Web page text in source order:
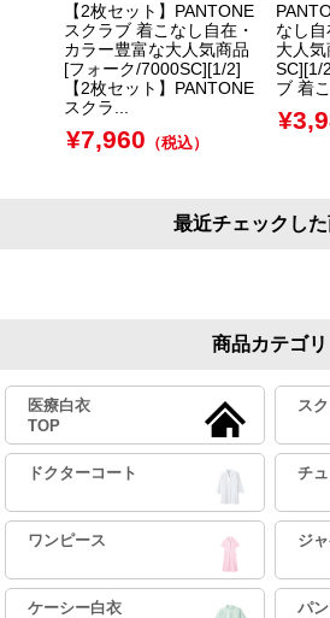
【2枚セット】PANTONE
スクラブ 着こなし自在・
カラー豊富な大人気商品
[フォーク/7000SC][1/2]
【2枚セット】PANTONE
スクラ...
¥7,960 （税込）
なし
大人
SC][1/
ブ 着
¥
最近チェックし
商品カテゴリ
医療白衣
TOP
ス
ドクターコート チ
ワンピース ジ
ケーシー白衣 パ